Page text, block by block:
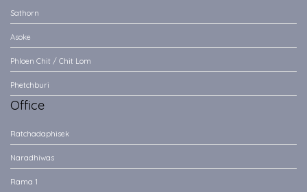
Sathorn
Asoke
Phloen Chit / Chit Lom
Phetchburi
Office
Ratchadaphisek
Naradhiwas
Rama 1